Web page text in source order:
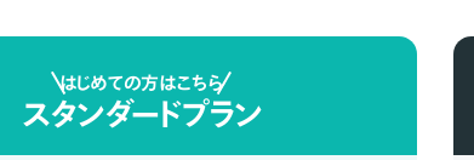
はじめての方はこちら
スタンダードプラン